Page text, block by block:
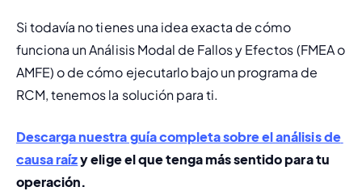
Si todavía no tienes una idea exacta de cómo
funciona un Análisis Modal de Fallos y Efectos (FMEA o
AMFE) o de cómo ejecutarlo bajo un programa de
RCM, tenemos la solución para ti.
Descarga nuestra guía completa sobre el análisis de
causa raíz y elige el que tenga más sentido para tu
operación.